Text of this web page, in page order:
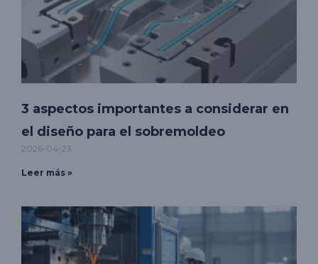
3 aspectos importantes a considerar en
el diseño para el sobremoldeo
2026-04-23
Leer más »